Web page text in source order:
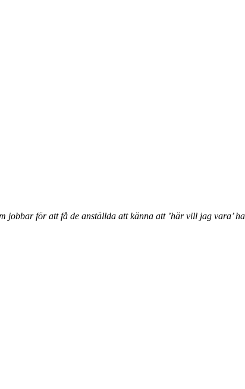
för att få de anställda att känna att ’här vill jag vara’